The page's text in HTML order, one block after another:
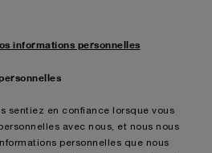
informations personnelles
sentiez en confiance lorsque vous
avec nous, et nous nous
personnelles que nous